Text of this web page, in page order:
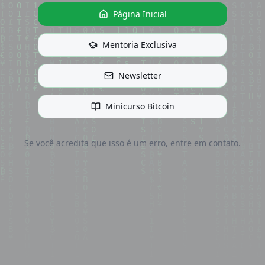
Página Inicial
Mentoria Exclusiva
Newsletter
Minicurso Bitcoin
Se você acredita que isso é um erro, entre em contato.